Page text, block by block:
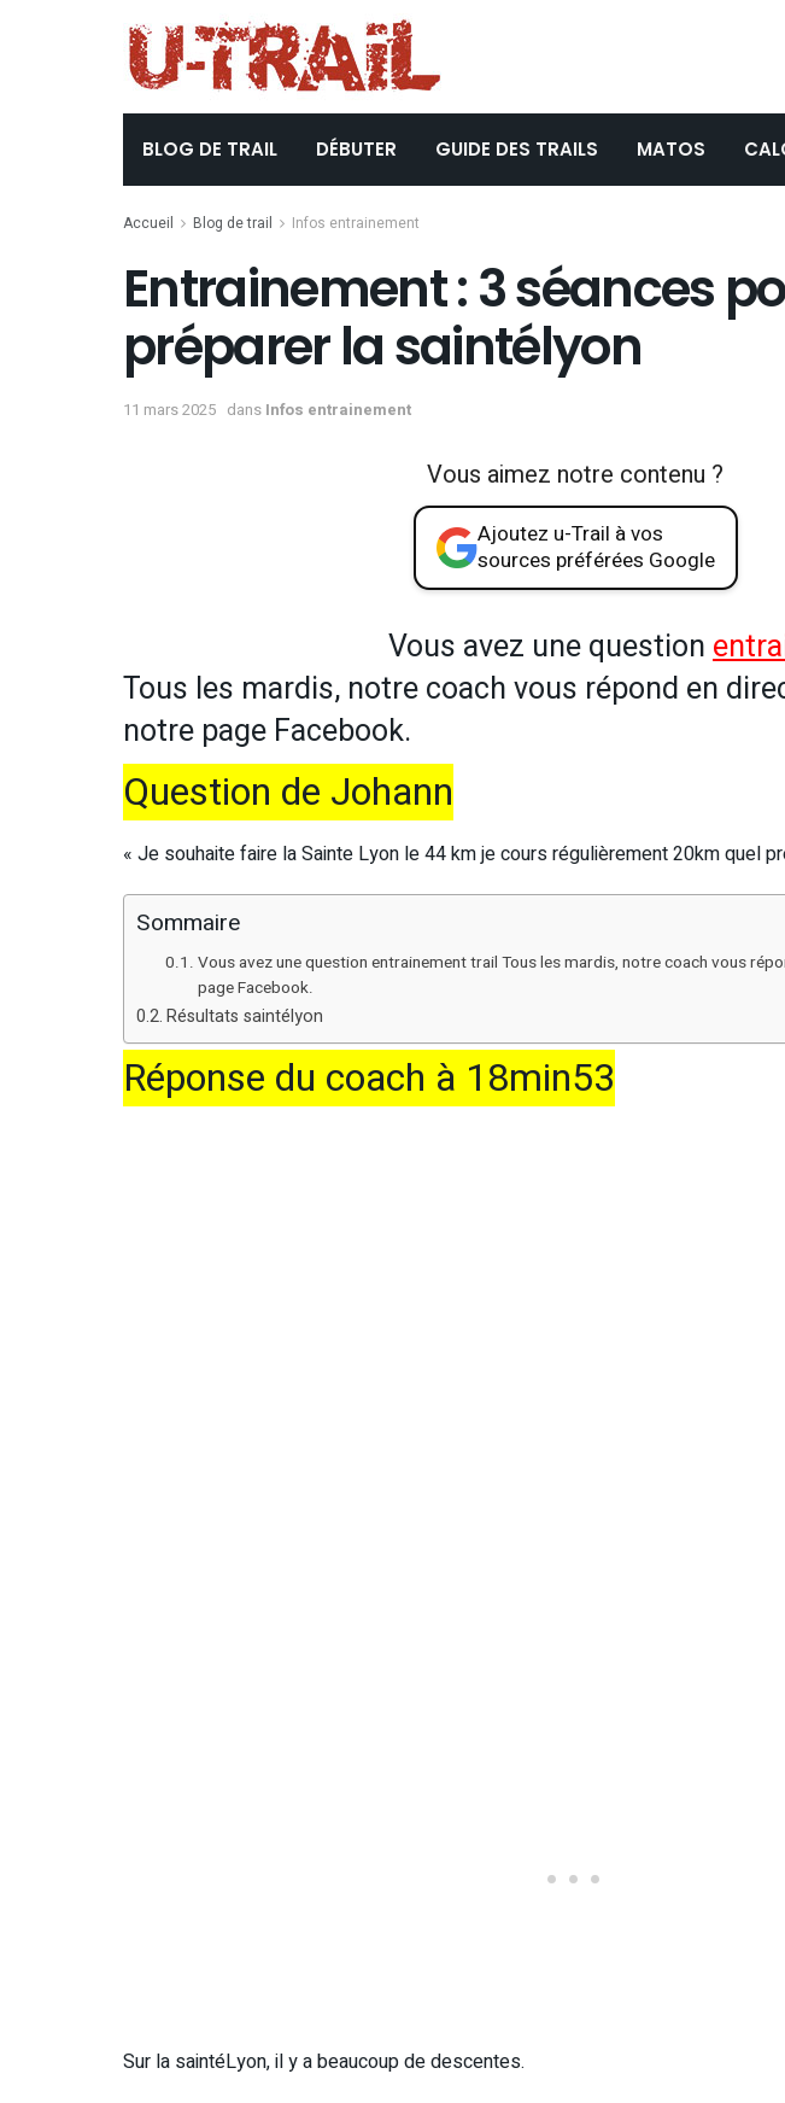
BLOG DE TRAIL DÉBUTER GUIDE DES TRAILS MATOS
Accueil Blog de trail Infos entrainement
Entrainement : 3 séances
préparer la saintélyon
11 mars 2025 dans Infos entrainement
Vous aimez notre contenu ?
Ajoutez u-Trail à vos
sources préférées Google
Vous avez une question
Tous les mardis, notre coach vous répond en
notre page Facebook.
Question de Johann
« Je souhaite faire la Sainte Lyon le 44 km je cours régulièrement 20km quel
Sommaire
Vous avez une question entrainement trail Tous les mardis, notre coach vous
page Facebook.
Résultats saintélyon
Réponse du coach à 18min53
Sur la saintéLyon, il y a beaucoup de descentes.